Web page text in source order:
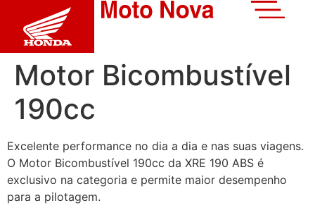
Motor Bicombustível
190cc
Excelente performance no dia a dia e nas suas viagens.
O Motor Bicombustível 190cc da XRE 190 ABS é
exclusivo na categoria e permite maior desempenho
para a pilotagem.